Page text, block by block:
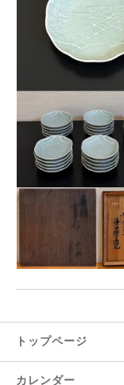
トップページ
カレンダー